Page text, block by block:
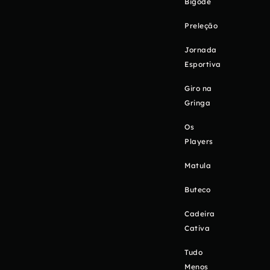
Preleção
Jornada
Esportiva
Giro na
Gringa
Os
Players
Matula
Buteco
Cadeira
Cativa
Tudo
Menos